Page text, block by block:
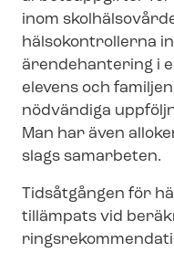
inom
hälsokontrollerna
ärendehantering i
elevens och
nödvändiga
Man har även
slags samarbeten.
Tidsåtgången för
tillämpats vid